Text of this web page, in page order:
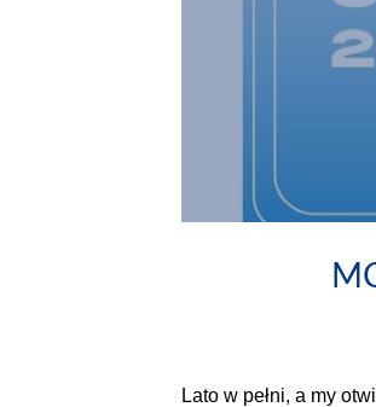
Lato w pełni, a my